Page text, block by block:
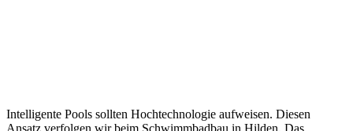
Intelligente Pools sollten Hochtechnologie aufweisen. Diesen
Ansatz verfolgen wir beim Schwimmbadbau in Hilden. Das